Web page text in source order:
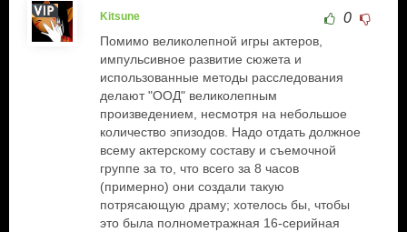
Kitsune 0
Помимо великолепной игры актеров,
импульсивное развитие сюжета и
использованные методы расследования
делают "ООД" великолепным
произведением, несмотря на небольшое
количество эпизодов. Надо отдать должное
всему актерскому составу и съемочной
группе за то, что всего за 8 часов
(примерно) они создали такую
потрясающую драму; хотелось бы, чтобы
это была полнометражная 16-серийная